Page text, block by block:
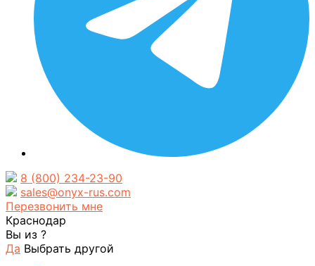
8 (800) 234-23-90
sales@onyx-rus.com
Перезвонить мне
Краснодар
Вы из ?
Да Выбрать другой